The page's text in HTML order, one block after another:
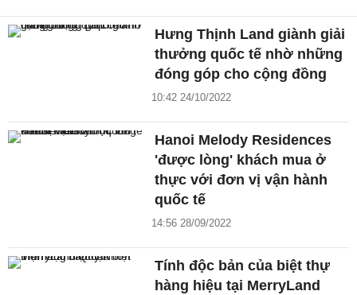
Hưng Thịnh Land giành giải
thưởng quốc tế nhờ những
đóng góp cho cộng đồng
10:42 24/10/2022
Hanoi Melody Residences
'được lòng' khách mua ở
thực với đơn vị vận hành
quốc tế
14:56 28/09/2022
Tính độc bản của biệt thự
hàng hiệu tại MerryLand